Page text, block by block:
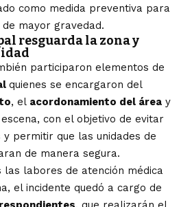
como medida preventiva para
mayor gravedad.
resguarda la zona y
participaron elementos de
quienes se encargaron del
, el acordonamiento del área y
con el objetivo de evitar
y permitir que las unidades de
de manera segura.
las labores de atención médica
el incidente quedó a cargo de